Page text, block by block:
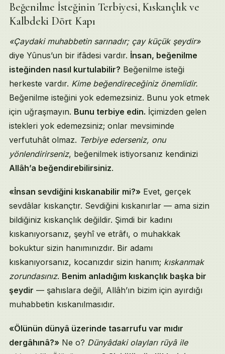
Beğenilme İsteğinin Terbiyesi, Kıskançlık ve
Kalbdeki Dört Kapı
«Çaydaki muhabbetin sarınadır; çay küçük şeydir»
diye Yûnus’un bir ifâdesi vardır. İnsan, beğenilme
isteğinden nasıl kurtulabilir? Beğenilme isteği
herkeste vardır. Kime beğendireceğiniz önemlidir.
Beğenilme isteğini yok edemezsiniz. Bunu yok etmek
için uğraşmayın. Bunu terbiye edin. İçimizden gelen
istekleri yok edemezsiniz; onlar mevsiminde
verfutuhât olmaz. Terbiye ederseniz, onu
yönlendirirseniz, beğenilmek istiyorsanız kendinizi
Allâh’a beğendirebilirsiniz.
«İnsan sevdiğini kıskanabilir mi?» Evet, gerçek
sevdâlar kıskançtır. Sevdiğini kıskanırlar — ama sizin
bildiğiniz kıskançlık değildir. Şimdi bir kadını
kıskanıyorsanız, şeyhî ve etrâfı, o muhakkak
bokuktur sizin hanımınızdır. Bir adamı
kıskanıyorsanız, kocanızdır sizin hanım; kıskanmak
zorundasınız. Benim anladığım kıskançlık başka bir
şeydir — şahıslara değil, Allâh’ın bizim için ayırdığı
muhabbetin kıskanılmasıdır.
«Ölünün dünyâ üzerinde tasarrufu var mıdır
dergâhınâ?» Ne o? Dünyâdaki olayları rüyâ ile